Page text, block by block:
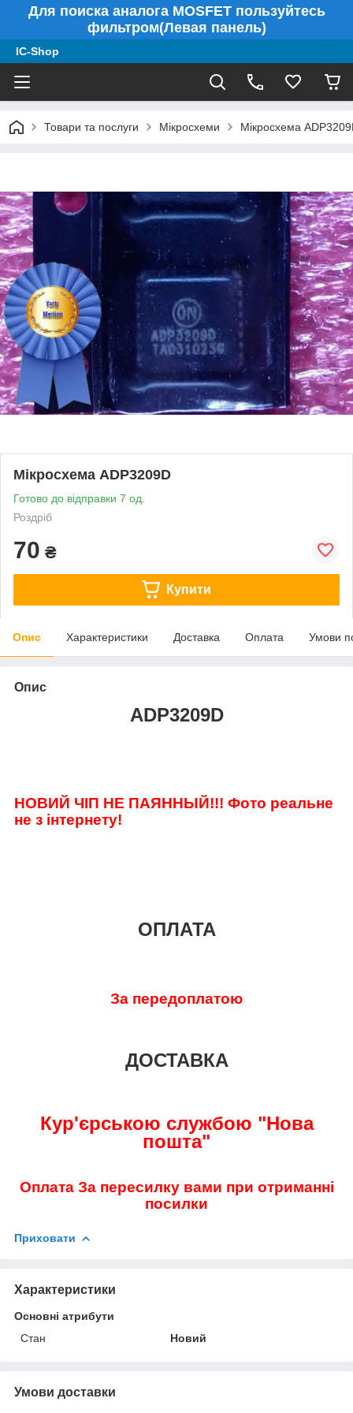
Для поиска аналога MOSFET пользуйтесь
фильтром(Левая панель)
IC-Shop
Товари та послуги Мікросхеми Мікросхема
Мікросхема ADP3209D
Готово до відправки 7 од.
Роздріб
70 ₴
Купити
Опис Характеристики Доставка Оплата Умови
Опис
ADP3209D
НОВИЙ ЧІП НЕ ПАЯННЫЙ!!! Фото реальне
не з інтернету!
ОПЛАТА
За передоплатою
ДОСТАВКА
Кур'єрською службою "Нова
пошта"
Оплата За пересилку вами при отриманні
посилки
Приховати
Характеристики
Основні атрибути
Стан
Новий
Умови доставки